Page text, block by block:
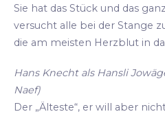
Sie hat das Stück und das
versucht alle bei der Stange
die am meisten Herzblut in
Hans Knecht als Hansli
Naef)
Der „Älteste“, er will aber